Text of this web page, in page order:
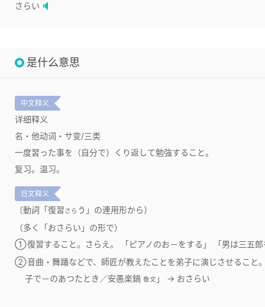
さらい
是什么意思
中文释义
详细释义
名・他动词・サ变/三类
一度習った事を（自分で）くり返して勉強すること。
复习。温习。
日文释义
〔動詞「復習さら う」の連用形から〕
（多く「おさらい」の形で）
①復習すること。さらえ。 「ピアノのお－をする」 「男は三五
②音曲・舞踊などで、師匠が教えたことを弟子に演じさせること
子で－のあつたとき／安愚楽鍋 魯文 」 → おさらい